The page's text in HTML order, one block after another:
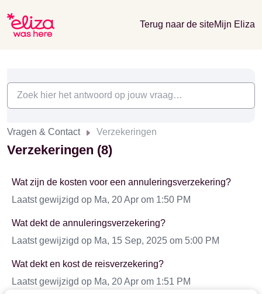
Terug naar de siteMijn Eliza
Vragen & Contact Verzekeringen
Verzekeringen (8)
Wat zijn de kosten voor een annuleringsverzekering?
Laatst gewijzigd op Ma, 20 Apr om 1:50 PM
Wat dekt de annuleringsverzekering?
Laatst gewijzigd op Ma, 15 Sep, 2025 om 5:00 PM
Wat dekt en kost de reisverzekering?
Laatst gewijzigd op Ma, 20 Apr om 1:51 PM